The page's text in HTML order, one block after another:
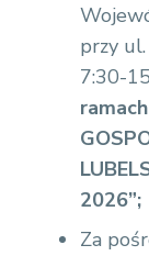
przy
7:30-
2026”;
Za